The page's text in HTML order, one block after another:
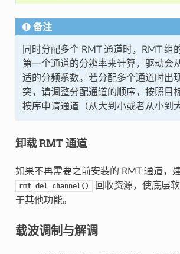
备注
同时分配多个 RMT 通道时，RMT 组
第一个通道的分辨率来计算，驱动会
适的分频系数。若分配多个通道时出
突，请调整分配通道的顺序，按照目
按序申请通道（从大到小或者从小到
卸载 RMT 通道
如果不再需要之前安装的 RMT 通道，
rmt_del_channel()
回收资源，使底层
于其他功能。
载波调制与解调